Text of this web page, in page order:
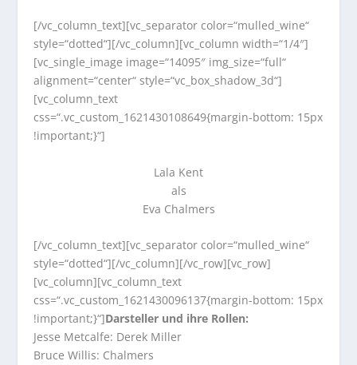
[/vc_column_text][vc_separator color=“mulled_wine“
style=“dotted“][/vc_column][vc_column width=“1/4″]
[vc_single_image image=“14095″ img_size=“full“
alignment=“center“ style=“vc_box_shadow_3d“]
[vc_column_text
css=“.vc_custom_1621430108649{margin-bottom: 15px
!important;}“]
Lala Kent
als
Eva Chalmers
[/vc_column_text][vc_separator color=“mulled_wine“
style=“dotted“][/vc_column][/vc_row][vc_row]
[vc_column][vc_column_text
css=“.vc_custom_1621430096137{margin-bottom: 15px
!important;}“]Darsteller und ihre Rollen:
Jesse Metcalfe: Derek Miller
Bruce Willis: Chalmers